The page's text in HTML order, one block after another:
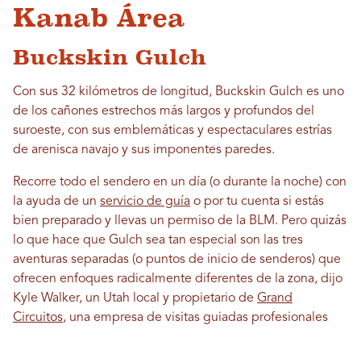
Kanab Área
Buckskin Gulch
Con sus 32 kilómetros de longitud, Buckskin Gulch es uno
de los cañones estrechos más largos y profundos del
suroeste, con sus emblemáticas y espectaculares estrías
de arenisca navajo y sus imponentes paredes.
Recorre todo el sendero en un día (o durante la noche) con
la ayuda de un servicio de guía o por tu cuenta si estás
bien preparado y llevas un permiso de la BLM. Pero quizás
lo que hace que Gulch sea tan especial son las tres
aventuras separadas (o puntos de inicio de senderos) que
ofrecen enfoques radicalmente diferentes de la zona, dijo
Kyle Walker, un Utah local y propietario de Grand
Circuitos, una empresa de visitas guiadas profesionales